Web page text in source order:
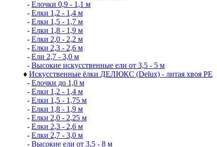
- Елочки 0,9 - 1,1 м
- Елки 1,2 - 1,4 м
- Елки 1,5 - 1,7 м
- Елки 1,8 - 1,9 м
- Елки 2,0 - 2,2 м
- Елки 2,3 - 2,6 м
- Ели 2,7 - 3,0 м
- Высокие искусственные ели от 3,5 - 5 м
♦ Искусственные ёлки ДЕЛЮКС (Delux) - литая хвоя РЕ
- Елочки до 1,0 м
- Елки 1,2 - 1,4 м
- Елки 1,5 - 1,75 м
- Елки 1,8 - 1,9 м
- Елки 2,0 - 2,25 м
- Елки 2,3 - 2,6 м
- Елки 2,7 - 3,0 м
- Высокие ели от 3,5 - 8 м